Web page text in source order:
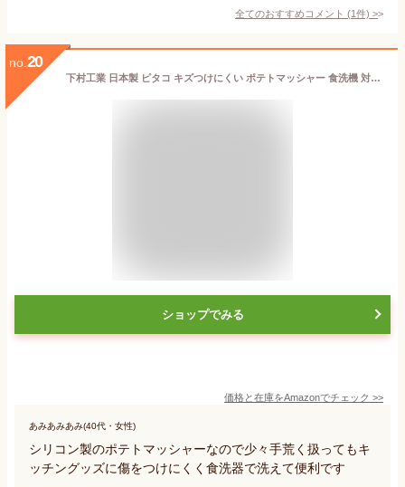
全てのおすすめコメント (1件) >
no. 20
下村工業 日本製 ピタコ キズつけにくい ポテトマッシャー 食洗機 対応 PC-204 新潟 燕三条製
ショップでみる
価格と在庫をAmazonでチェック >>
あみあみあみ(40代・女性)
シリコン製のポテトマッシャーなので少々手荒く扱ってもキ
ッチングッズに傷をつけにくく食洗器で洗えて便利です